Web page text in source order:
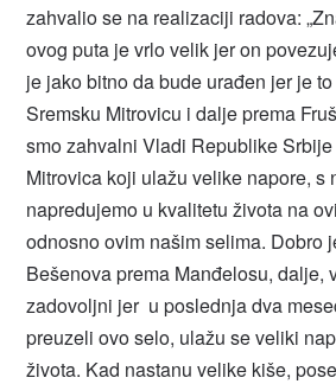
zahvalio se na realizaciji radova:
ovog puta je vrlo velik jer on
je jako bitno da bude urađen jer je
Sremsku Mitrovicu i dalje prema
smo zahvalni Vladi Republike
Mitrovica koji ulažu velike napore, s
napredujemo u kvalitetu života na
odnosno ovim našim selima. Dobro
Bešenova prema Manđelosu, dalje,
zadovoljni jer u poslednja dva
preuzeli ovo selo, ulažu se veliki
života. Kad nastanu velike kiše,